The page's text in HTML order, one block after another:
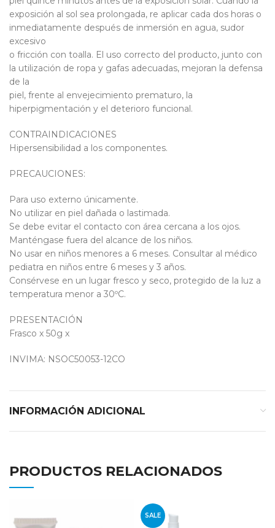
exposición al sol sea prolongada, re aplicar cada dos horas o
inmediatamente después de inmersión en agua, sudor
excesivo
o fricción con toalla. El uso correcto del producto, junto con
la utilización de ropa y gafas adecuadas, mejoran la defensa
de la
piel, frente al envejecimiento prematuro, la
hiperpigmentación y el deterioro funcional.
CONTRAINDICACIONES
Hipersensibilidad a los componentes.
PRECAUCIONES:
Para uso externo únicamente.
No utilizar en piel dañada o lastimada.
Se debe evitar el contacto con área cercana a los ojos.
Manténgase fuera del alcance de los niños.
No usar en niños menores a 6 meses. Consultar al médico
pediatra en niños entre 6 meses y 3 años.
Consérvese en un lugar fresco y seco, protegido de la luz a
temperatura menor a 30ºC.
PRESENTACIÓN
Frasco x 50g x
INVIMA: NSOC50053-12CO
INFORMACIÓN ADICIONAL
PRODUCTOS RELACIONADOS
SALE